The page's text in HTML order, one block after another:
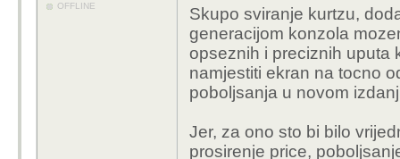
OFFLINE
Skupo sviranje kurtzu,
generacijom konzola
opseznih i preciznih uputa
namjestiti ekran na tocno
poboljsanja u novom
Jer, za ono sto bi bilo
prosirenje price,